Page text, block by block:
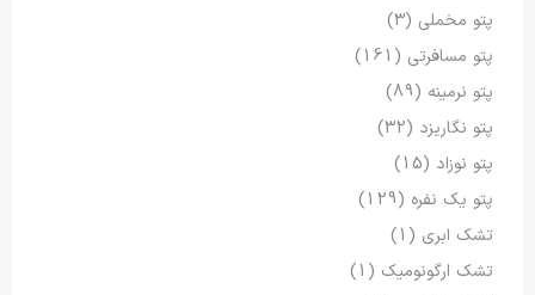
پتو مخملی (3)
پتو مسافرتی (161)
پتو نرمینه (89)
پتو نگاریزد (32)
پتو نوزاد (15)
پتو یک نفره (129)
تشک ابری (1)
تشک ارگونومیک (1)